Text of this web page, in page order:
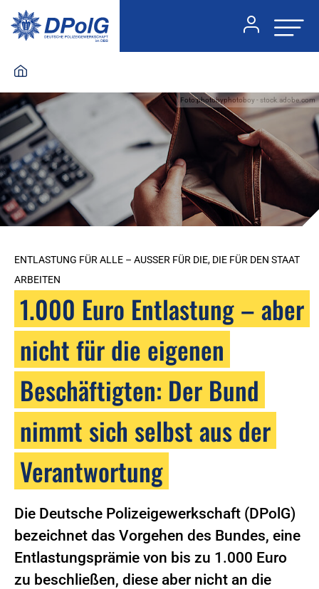
Foto:photobyphotoboy - stock.adobe.com
ENTLASTUNG FÜR ALLE – AUSSER FÜR DIE, DIE FÜR DEN STAAT A
RBEITEN
1.000 Euro Entlastung – aber
nicht für die eigenen
Beschäftigten: Der Bund
nimmt sich selbst aus der
Verantwortung
Die Deutsche Polizeigewerkschaft (DPolG)
bezeichnet das Vorgehen des Bundes, eine
Entlastungsprämie von bis zu 1.000 Euro
zu beschließen, diese aber nicht an die